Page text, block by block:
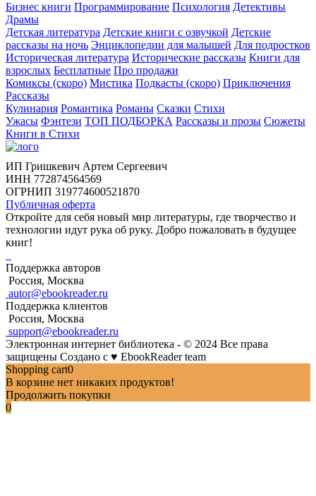
Бизнес книги Программирование Психология Детективы
Драмы
Детская литература Детские книги с озвучкой Детские
рассказы на ночь Энциклопедии для малышей Для подростков
Историческая литература Исторические рассказы Книги для
взрослых Бесплатные Про продажи
Комиксы (скоро) Мистика Подкасты (скоро) Приключения
Рассказы
Кулинария Романтика Романы Сказки Стихи
Ужасы Фэнтези ТОП ПОДБОРКА Рассказы и прозы Сюжеты
Книги в Стихи
ИП Гришкевич Артем Сергеевич
ИНН 772874564569
ОГРНИП 319774600521870
Публичная оферта
Откройте для себя новый мир литературы, где творчество и
технологии идут рука об руку. Добро пожаловать в будущее
книг!
Поддержка авторов
Россия, Москва
autor@ebookreader.ru
Поддержка клиентов
Россия, Москва
support@ebookreader.ru
Электронная интернет библиотека - © 2024 Все права
защищены Создано с ♥ EbookReader team
Shopping cart0
В корзине нет никаких продуктов!
Продолжить покупки
0